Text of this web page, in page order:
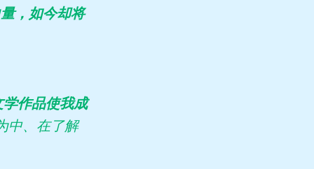
，如今却将
作品使我成
中、在了解